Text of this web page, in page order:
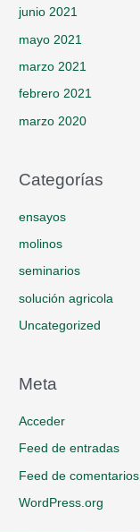
junio 2021
mayo 2021
marzo 2021
febrero 2021
marzo 2020
Categorías
ensayos
molinos
seminarios
solución agricola
Uncategorized
Meta
Acceder
Feed de entradas
Feed de comentarios
WordPress.org